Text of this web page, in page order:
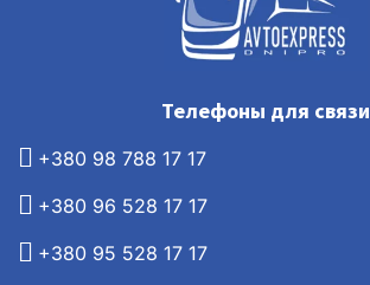
Телефоны для связи
+380 98 788 17 17
+380 96 528 17 17
+380 95 528 17 17